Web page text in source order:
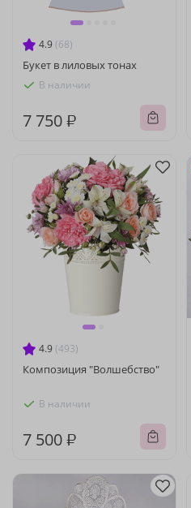
4.9 (68)
Букет в лиловых тонах
В наличии
7 750 ₽
4.9 (493)
Композиция "Волшебство"
В наличии
7 500 ₽